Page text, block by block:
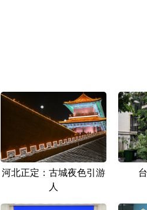
河北正定：古城夜色引游
人